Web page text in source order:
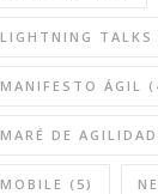
LIGHTNING TALKS
MANIFESTO ÁGIL
MARÉ DE
MOBILE (5)